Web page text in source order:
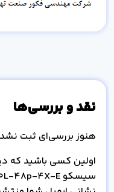
نقد و بررسی‌ها
هنوز بررسی‌ای ثبت
اولین کسی باشید که
سیسکو C9200L-48p-4X-E | مشخصات فنی | خرید”